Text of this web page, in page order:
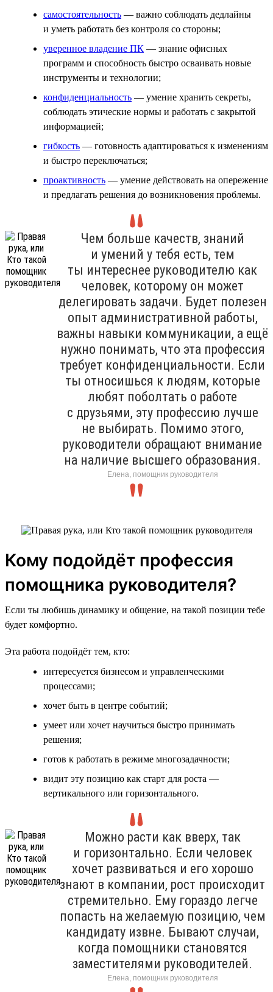
самостоятельность — важно соблюдать дедлайны
и уметь работать без контроля со стороны;
уверенное владение ПК — знание офисных
программ и способность быстро осваивать новые
инструменты и технологии;
конфиденциальность — умение хранить секреты,
соблюдать этические нормы и работать с закрытой
информацией;
гибкость — готовность адаптироваться к изменениям
и быстро переключаться;
проактивность — умение действовать на опережение
и предлагать решения до возникновения проблемы.
Чем больше качеств, знаний
и умений у тебя есть, тем
ты интереснее руководителю как
человек, которому он может
делегировать задачи. Будет полезен
опыт административной работы,
важны навыки коммуникации, а ещё
нужно понимать, что эта профессия
требует конфиденциальности. Если
ты относишься к людям, которые
любят поболтать о работе
с друзьями, эту профессию лучше
не выбирать. Помимо этого,
руководители обращают внимание
на наличие высшего образования.
Елена, помощник руководителя
Кому подойдёт профессия
помощника руководителя?
Если ты любишь динамику и общение, на такой позиции тебе
будет комфортно.
Эта работа подойдёт тем, кто:
интересуется бизнесом и управленческими
процессами;
хочет быть в центре событий;
умеет или хочет научиться быстро принимать
решения;
готов к работать в режиме многозадачности;
видит эту позицию как старт для роста —
вертикального или горизонтального.
Можно расти как вверх, так
и горизонтально. Если человек
хочет развиваться и его хорошо
знают в компании, рост происходит
стремительно. Ему гораздо легче
попасть на желаемую позицию, чем
кандидату извне. Бывают случаи,
когда помощники становятся
заместителями руководителей.
Елена, помощник руководителя